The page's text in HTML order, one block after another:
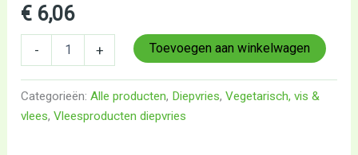
€ 6,06
- + Toevoegen aan winkelwagen
Categorieën:Alle producten, Diepvries,Vegetarisch, vis &
vlees,Vleesproducten diepvries